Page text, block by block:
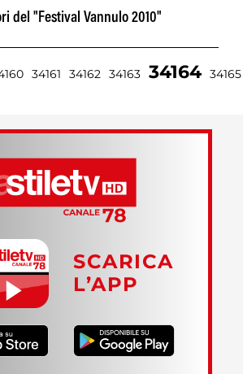
del "Festival Vannulo 2010"
34161 34162 34163 34164 34165
SCARICA
L’APP